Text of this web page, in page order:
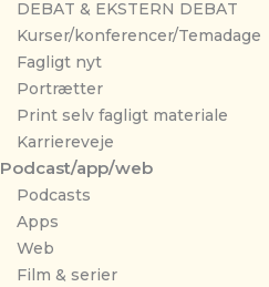
DEBAT & EKSTERN DEBAT
Kurser/konferencer/Temadage
Fagligt nyt
Portrætter
Print selv fagligt materiale
Karriereveje
Podcast/app/web
Podcasts
Apps
Web
Film & serier